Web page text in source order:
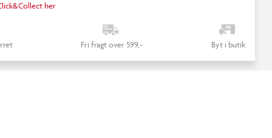
her
Fri fragt over 599,- Byt i butik